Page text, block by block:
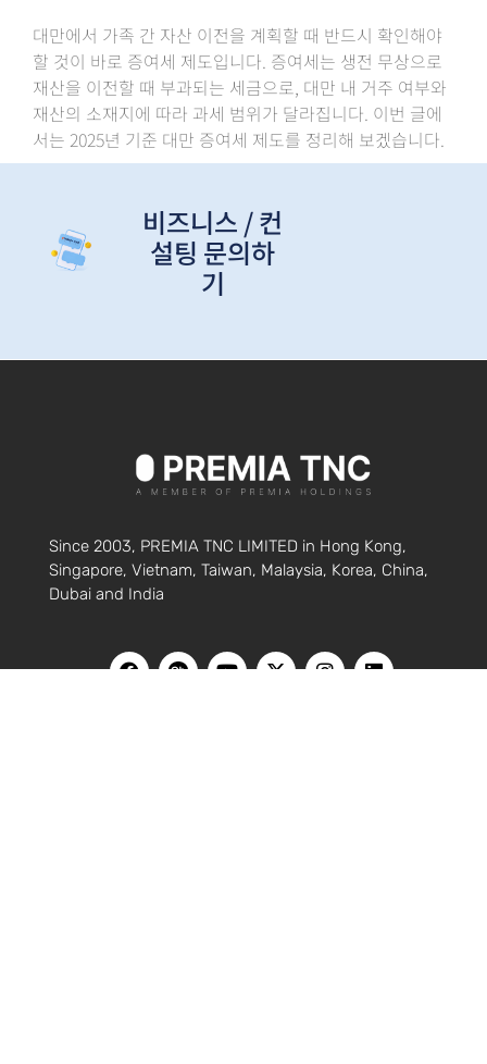
대만에서 가족 간 자산 이전을 계획할 때 반드시 확인해야
할 것이 바로 증여세 제도입니다. 증여세는 생전 무상으로
재산을 이전할 때 부과되는 세금으로, 대만 내 거주 여부와
재산의 소재지에 따라 과세 범위가 달라집니다. 이번 글에
서는 2025년 기준 대만 증여세 제도를 정리해 보겠습니다.
비즈니스 / 컨
설팅 문의하
기
Since 2003, PREMIA TNC LIMITED in Hong Kong,
Singapore, Vietnam, Taiwan, Malaysia, Korea, China,
Dubai and India